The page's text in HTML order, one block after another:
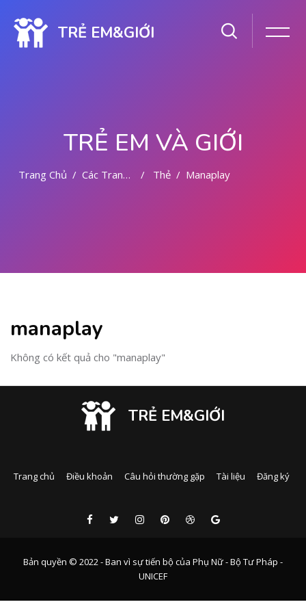
TRẺ EM&GIỚI
TRẺ EM VÀ GIỚI
Trang Chủ Các Trang Của Hệ Thống Thẻ Manaplay
manaplay
Không có kết quả cho "manaplay"
TRẺ EM&GIỚI
Trang chủ Điều khoản Câu hỏi thường gặp Tài liệu Đăng ký
Bản quyền © 2022 - Ban vì sự tiến bộ của Phụ Nữ - Bộ Tư Pháp -
UNICEF